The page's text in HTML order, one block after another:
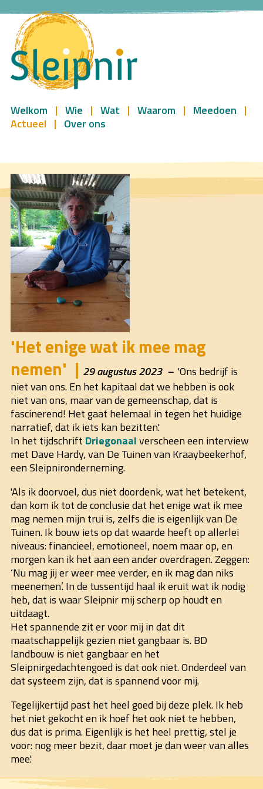
Welkom Wie Wat Waarom
Meedoen
Actueel
Over ons
'Het enige wat ik mee mag
nemen'
29 augustus 2023
'Ons bedrijf is
niet van ons. En het kapitaal dat we hebben is ook
niet van ons, maar van de gemeenschap, dat is
fascinerend! Het gaat helemaal in tegen het huidige
narratief, dat ik iets kan bezitten.'
In het tijdschrift Driegonaalverscheen een interview
met Dave Hardy, van De Tuinen van Kraaybeekerhof,
een Sleipnironderneming.
'Als ik doorvoel, dus niet doordenk, wat het betekent,
dan kom ik tot de conclusie dat het enige wat ik mee
mag nemen mijn trui is, zelfs die is eigenlijk van De
Tuinen. Ik bouw iets op dat waarde heeft op allerlei
niveaus: financieel, emotioneel, noem maar op, en
morgen kan ik het aan een ander overdragen. Zeggen:
‘Nu mag jij er weer mee verder, en ik mag dan niks
meenemen’. In de tussentijd haal ik eruit wat ik nodig
heb, dat is waar Sleipnir mij scherp op houdt en
uitdaagt.
Het spannende zit er voor mij in dat dit
maatschappelijk gezien niet gangbaar is. BD
landbouw is niet gangbaar en het
Sleipnirgedachtengoed is dat ook niet. Onderdeel van
dat systeem zijn, dat is spannend voor mij.
Tegelijkertijd past het heel goed bij deze plek. Ik heb
het niet gekocht en ik hoef het ook niet te hebben,
dus dat is prima. Eigenlijk is het heel prettig, stel je
voor: nog meer bezit, daar moet je dan weer van alles
mee.'